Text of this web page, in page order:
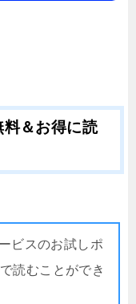
料＆お得に読
ビスのお試しポ
読むことができ